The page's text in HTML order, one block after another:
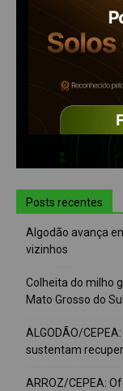
Posts recentes
Algodão avança
vizinhos
Colheita do milho
Mato Grosso do Sul
ALGODÃO/
sustentam
ARROZ/CEPEA: